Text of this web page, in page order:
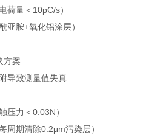
荷量＜10pC/s）
亚胺+氧化铝涂层）
方案
导致测量值失真
压力＜0.03N）
周期清除0.2μm污染层）